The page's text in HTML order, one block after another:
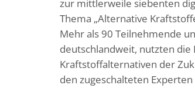
zur mittlerweile siebenten
Thema „Alternative
Mehr als 90 Teilnehmende
deutschlandweit, nutzten die
Kraftstoffalternativen der
den zugeschalteten Experten